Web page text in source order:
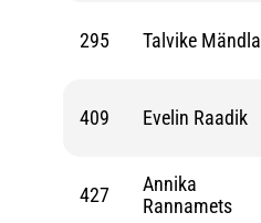
295 Talvike Mändla
409 Evelin Raadik
427
Annika
Rannamets